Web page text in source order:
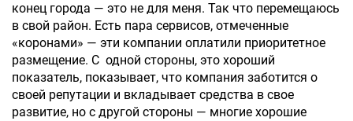
конец города — это не для меня. Так что перемещаюсь
в свой район. Есть пара сервисов, отмеченные
«коронами» — эти компании оплатили приоритетное
размещение. С одной стороны, это хороший
показатель, показывает, что компания заботится о
своей репутации и вкладывает средства в свое
развитие, но с другой стороны — многие хорошие